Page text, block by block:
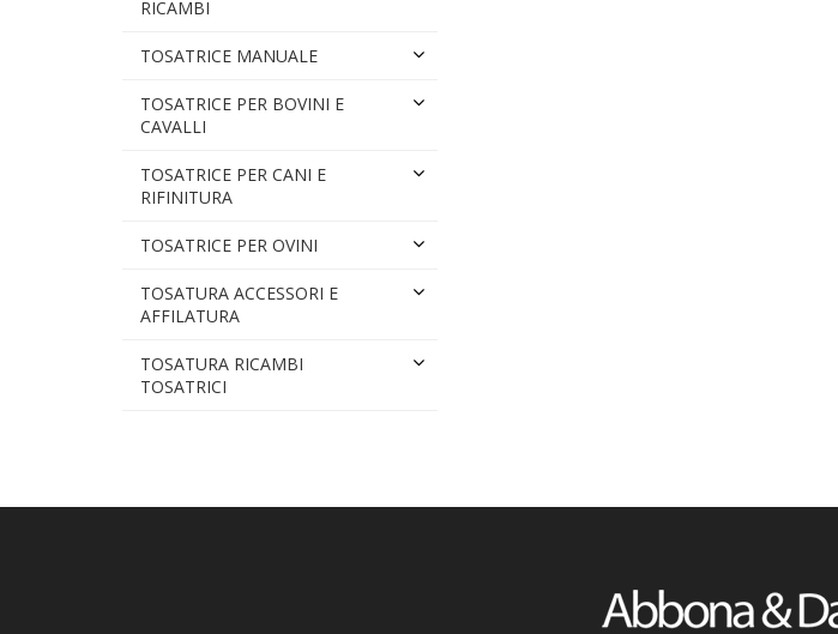
RICAMBI
TOSATRICE MANUALE
TOSATRICE PER BOVINI E
CAVALLI
TOSATRICE PER CANI E
RIFINITURA
TOSATRICE PER OVINI
TOSATURA ACCESSORI E
AFFILATURA
TOSATURA RICAMBI
TOSATRICI